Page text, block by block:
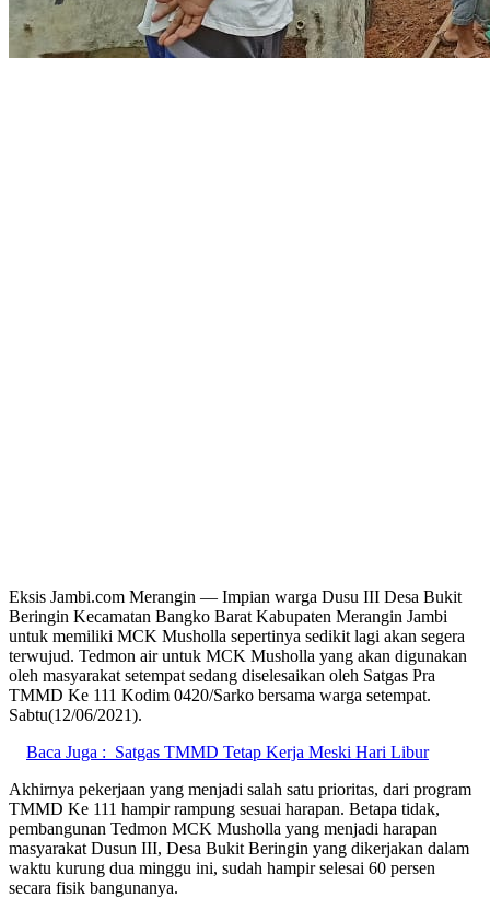
Eksis Jambi.com Merangin — Impian warga Dusu III Desa Bukit
Beringin Kecamatan Bangko Barat Kabupaten Merangin Jambi
untuk memiliki MCK Musholla sepertinya sedikit lagi akan segera
terwujud. Tedmon air untuk MCK Musholla yang akan digunakan
oleh masyarakat setempat sedang diselesaikan oleh Satgas Pra
TMMD Ke 111 Kodim 0420/Sarko bersama warga setempat.
Sabtu(12/06/2021).
Baca Juga : Satgas TMMD Tetap Kerja Meski Hari Libur
Akhirnya pekerjaan yang menjadi salah satu prioritas, dari program
TMMD Ke 111 hampir rampung sesuai harapan. Betapa tidak,
pembangunan Tedmon MCK Musholla yang menjadi harapan
masyarakat Dusun III, Desa Bukit Beringin yang dikerjakan dalam
waktu kurung dua minggu ini, sudah hampir selesai 60 persen
secara fisik bangunanya.